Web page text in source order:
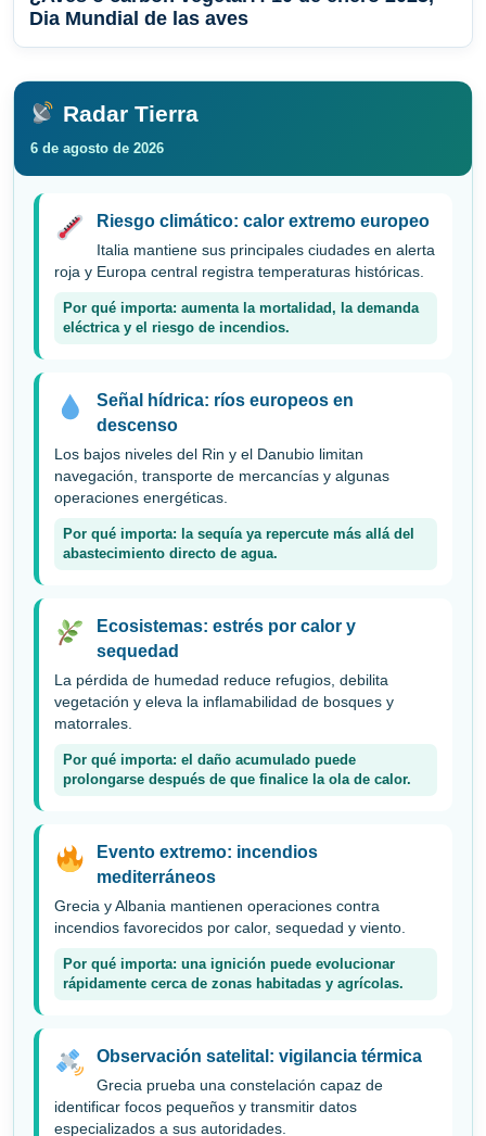
Dia Mundial de las aves
Radar Tierra
6 de agosto de 2026
Riesgo climático: calor extremo europeo
Italia mantiene sus principales ciudades en alerta
roja y Europa central registra temperaturas históricas.
Por qué importa: aumenta la mortalidad, la demanda
eléctrica y el riesgo de incendios.
Señal hídrica: ríos europeos en
descenso
Los bajos niveles del Rin y el Danubio limitan
navegación, transporte de mercancías y algunas
operaciones energéticas.
Por qué importa: la sequía ya repercute más allá del
abastecimiento directo de agua.
Ecosistemas: estrés por calor y
sequedad
La pérdida de humedad reduce refugios, debilita
vegetación y eleva la inflamabilidad de bosques y
matorrales.
Por qué importa: el daño acumulado puede
prolongarse después de que finalice la ola de calor.
Evento extremo: incendios
mediterráneos
Grecia y Albania mantienen operaciones contra
incendios favorecidos por calor, sequedad y viento.
Por qué importa: una ignición puede evolucionar
rápidamente cerca de zonas habitadas y agrícolas.
Observación satelital: vigilancia térmica
Grecia prueba una constelación capaz de
identificar focos pequeños y transmitir datos
especializados a sus autoridades.